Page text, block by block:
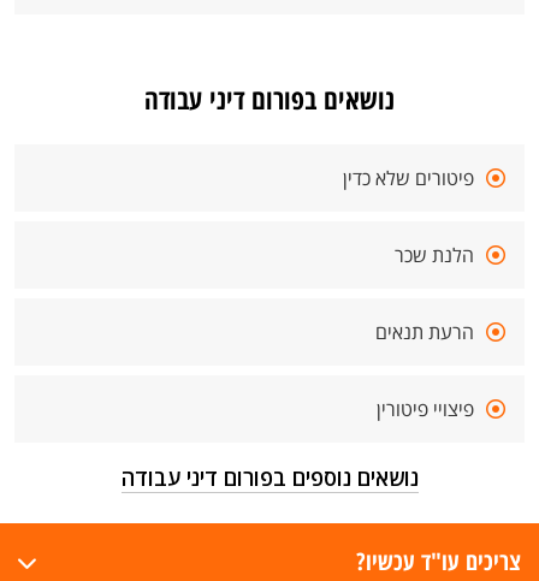
נושאים בפורום דיני עבודה
פיטורים שלא כדין
הלנת שכר
הרעת תנאים
פיצויי פיטורין
נושאים נוספים בפורום דיני עבודה
צריכים עו"ד עכשיו?